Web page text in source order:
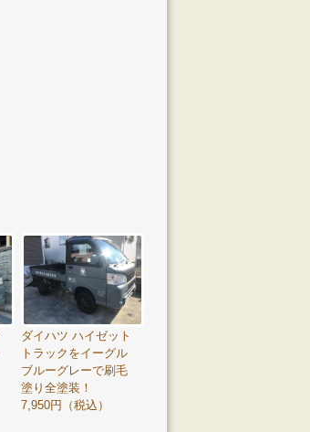
ダイハツ ハイゼット
トラックをイーグル
ブルーグレーで刷毛
塗り全塗装！
7,950円（税込）